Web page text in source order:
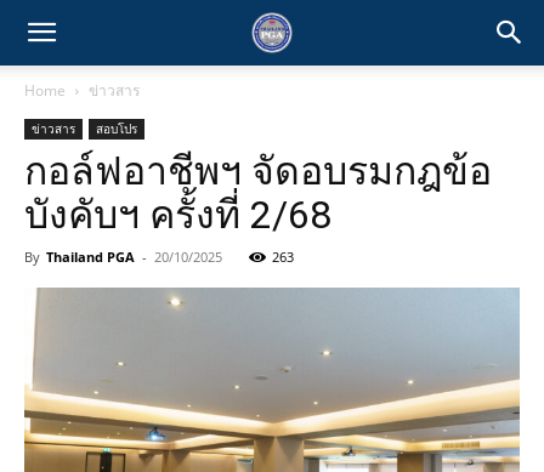
Home ข่าวสาร
ข่าวสาร สอบโปร
กอล์ฟอาชีพฯ จัดอบรมกฎข้อ
บังคับฯ ครั้งที่ 2/68
By Thailand PGA - 20/10/2025 263